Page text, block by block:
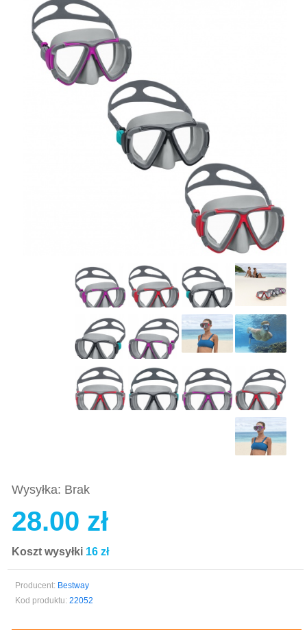
Wysyłka: Brak
28.00 zł
Koszt wysyłki 16 zł
Producent: Bestway
Kod produktu: 22052